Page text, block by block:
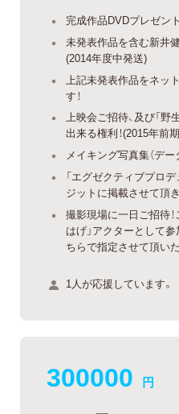
完成作品DVDプレゼン
未発表作品を含む新井
(2014年度中発送)
上記未発表作品をネッ
す！
上映会ご招待、及び「
出来る権利！(2015年前
メイキング写真集（デー
「エグゼクティブプロ
ジットに掲載させて頂
撮影現場に一日ご招待
はげ」アクターとして参
ちらで指定させて頂い
1人が応援しています。
300000 円